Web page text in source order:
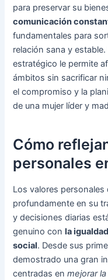
para preservar su
comunicación
fundamentales para
relación sana y
estratégico le permite
ámbitos sin sacrificar
el compromiso y la
de una mujer líder y
Cómo
personales
Los valores personales
profundamente en su
y decisiones diarias
genuino con la
social. Desde sus
demostrado una gran
centradas enmejorar